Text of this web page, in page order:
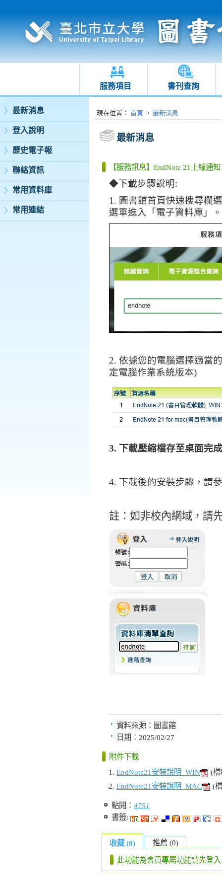
服務項目 書刊查詢
:::
最新消息
登入說明
歷史電子報
聯絡資訊
常用資料庫
常用連結
:::現在位置 ： 首頁 > 最新消息
最新消息
【服務訊息】EndNote 21上線通知
◆下載步驟說明:
1. 圖書館首頁快速搜尋欄
選單進入「電子資料庫」。
2. 依據您的電腦選擇適當
定電腦作業系統版本)
3. 下載壓縮檔存至桌面完
4. 下載後的安裝步驟，請
註：如非校內網域，請
資料來源： 圖書館
日期： 2025/02/27
附件下載
EndNote21安裝說明_WIN
(檔
EndNote21安裝說明_MAC
(
點閱： 4751
書籤:
收藏 (0) 推薦 (0)
此功能為會員專屬功能請先登入